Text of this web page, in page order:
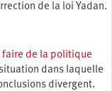
de la loi Yadan.
faire de la politique
dans laquelle
divergent.